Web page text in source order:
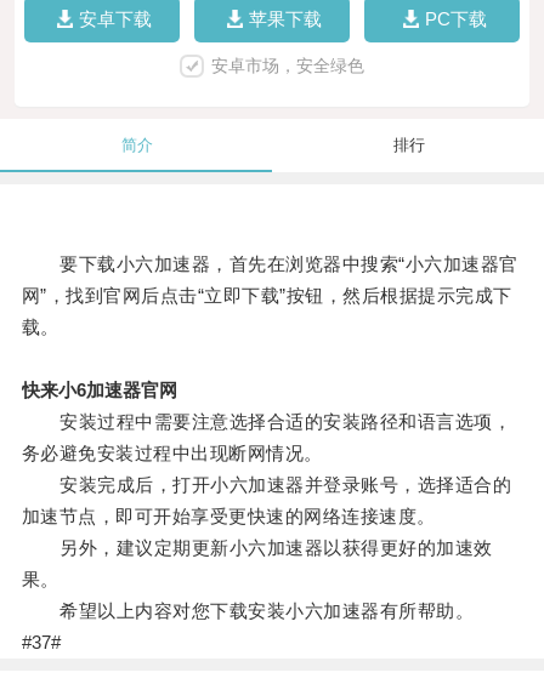
安卓下载 苹果下载 PC下载
安卓市场，安全绿色
简介 排行
要下载小六加速器，首先在浏览器中搜索“小六加速器官
网”，找到官网后点击“立即下载”按钮，然后根据提示完成下
载。
快来小6加速器官网
安装过程中需要注意选择合适的安装路径和语言选项，
务必避免安装过程中出现断网情况。
安装完成后，打开小六加速器并登录账号，选择适合的
加速节点，即可开始享受更快速的网络连接速度。
另外，建议定期更新小六加速器以获得更好的加速效
果。
希望以上内容对您下载安装小六加速器有所帮助。
#37#